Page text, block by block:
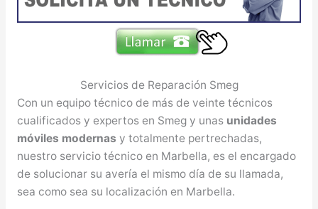
Servicios de Reparación Smeg
Con un equipo técnico de más de veinte técnicos
cualificados y expertos en Smeg y unas unidades
móviles modernas y totalmente pertrechadas,
nuestro servicio técnico en Marbella, es el encargado
de solucionar su avería el mismo día de su llamada,
sea como sea su localización en Marbella.